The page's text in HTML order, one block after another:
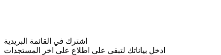
اشترك في القائمة البريدية
ادخل بياناتك لتبقى على اطلاع على اخر المستجدات